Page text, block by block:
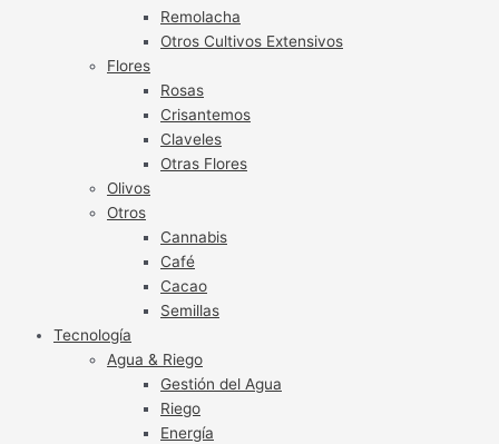
Remolacha
Otros Cultivos Extensivos
Flores
Rosas
Crisantemos
Claveles
Otras Flores
Olivos
Otros
Cannabis
Café
Cacao
Semillas
Tecnología
Agua & Riego
Gestión del Agua
Riego
Energía